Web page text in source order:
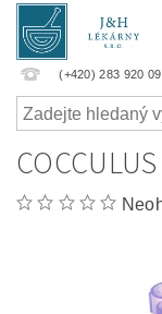
(+420) 283 920